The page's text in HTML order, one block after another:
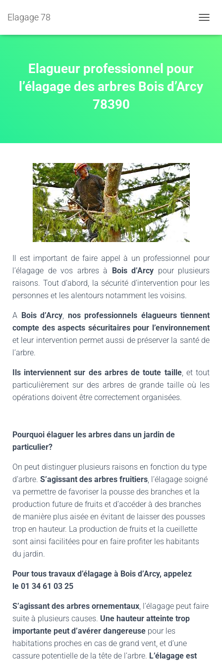
Elagage 78
É
Elagueur professionnel pour
l’élagage des arbres Bois d’Arcy
78390
Il est important de faire appel à un professionnel pour
l’élagage de vos arbres à Bois d’Arcy pour plusieurs
raisons. Tout d’abord, la sécurité d’intervention pour les
personnes et les alentours notamment les voisins.
A Bois d’Arcy, nos professionnels élagueurs tiennent
compte des aspects sécuritaires pour l’environnement
et leur intervention permet aussi de préserver la santé de
l’arbre.
Ils interviennent sur des arbres de toute taille, et tout
particulièrement sur des arbres de grande taille où les
opérations doivent être correctement organisées.
Pourquoi élaguer les arbres dans un jardin de
particulier?
On peut distinguer plusieurs raisons en fonction du type
d’arbre. S’agissant des arbres fruitiers, l’élagage soigné
va permettre de favoriser la pousse des branches et la
production future de fruits et d’accéder à des branches
de manière plus aisée en évitant de laisser des pousses
trop en hauteur. La production de fruits et la cueillette
sont ainsi facilitées pour en faire profiter les habitants
du jardin.
Pour tous travaux d’élagage à Bois d’Arcy, appelez
le 01 34 61 03 25
S’agissant des arbres ornementaux, l’élagage peut faire
suite à plusieurs causes. Une hauteur atteinte trop
importante peut d’avérer dangereuse pour les
habitations proches en cas de grand vent, et d’une
cassure potentielle de la tête de l’arbre. L’élagage est